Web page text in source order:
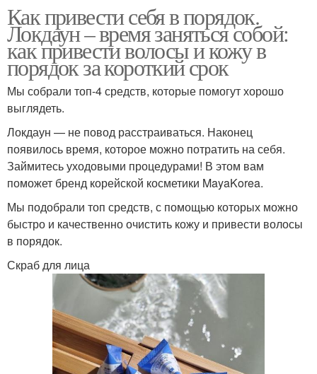
Как привести себя в порядок.
Локдаун – время заняться собой:
как привести волосы и кожу в
порядок за короткий срок
Мы собрали топ-4 средств, которые помогут хорошо
выглядеть.
Локдаун — не повод расстраиваться. Наконец
появилось время, которое можно потратить на себя.
Займитесь уходовыми процедурами! В этом вам
поможет бренд корейской косметики MayaKorea.
Мы подобрали топ средств, с помощью которых можно
быстро и качественно очистить кожу и привести волосы
в порядок.
Скраб для лица